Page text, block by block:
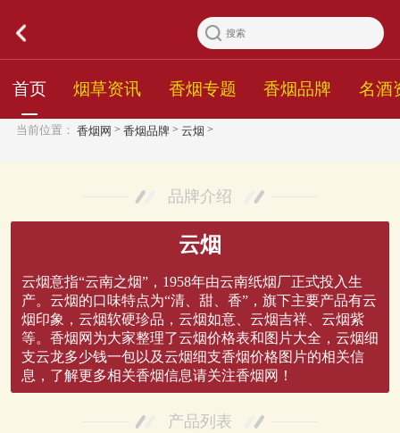
首页 烟草资讯 香烟专题 香烟品牌 名酒
当前位置： 香烟网 > 香烟品牌 > 云烟 >
品牌介绍
云烟
云烟意指“云南之烟”，1958年由云南纸烟厂正式投入生
产。云烟的口味特点为“清、甜、香”，旗下主要产品有云
烟印象，云烟软硬珍品，云烟如意、云烟吉祥、云烟紫
等。香烟网为大家整理了云烟价格表和图片大全，云烟细
支云龙多少钱一包以及云烟细支香烟价格图片的相关信
息，了解更多相关香烟信息请关注香烟网！
产品列表